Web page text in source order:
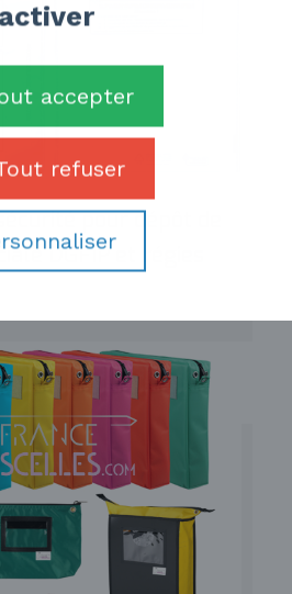
activer
accepter
refuser
pour dépôt de
DGFIP et régies